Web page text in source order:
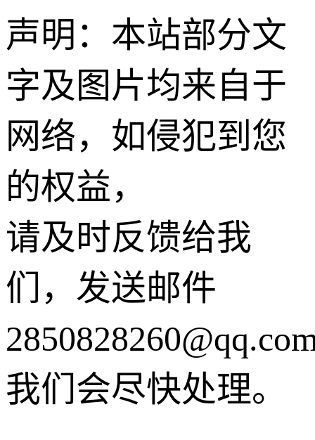
声明：本站部分文
字及图片均来自于
网络，如侵犯到您
的权益，
请及时反馈给我
们，发送邮件
我们会尽快处理。